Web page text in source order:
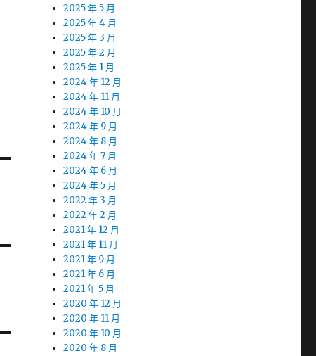
2025 年 5 月
2025 年 4 月
2025 年 3 月
2025 年 2 月
2025 年 1 月
2024 年 12 月
2024 年 11 月
2024 年 10 月
2024 年 9 月
2024 年 8 月
2024 年 7 月
2024 年 6 月
2024 年 5 月
2022 年 3 月
2022 年 2 月
2021 年 12 月
2021 年 11 月
2021 年 9 月
2021 年 6 月
2021 年 5 月
2020 年 12 月
2020 年 11 月
2020 年 10 月
2020 年 8 月